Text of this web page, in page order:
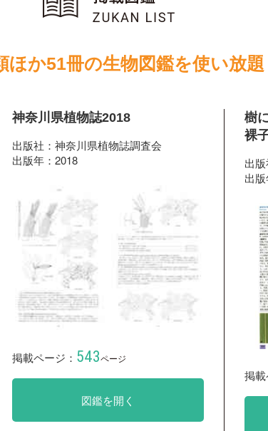
ほか51冊の生物図鑑を使い放題
神奈川県植物誌2018
出版社：神奈川県植物誌調査会
出版年：2018
掲載ページ： 543ページ
図鑑を開く
樹
裸
出
出
掲